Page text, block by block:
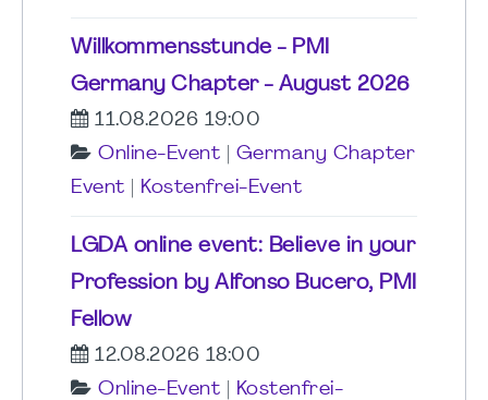
Willkommensstunde - PMI
Germany Chapter - August 2026
11.08.2026 19:00
Online-Event
Germany Chapter
Event
Kostenfrei-Event
LGDA online event: Believe in your
Profession by Alfonso Bucero, PMI
Fellow
12.08.2026 18:00
Online-Event
Kostenfrei-